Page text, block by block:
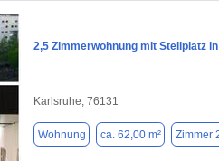
2,5 Zimmerwohnung mit Stellplatz
Karlsruhe, 76131
Wohnung ca. 62,00 m² Zimmer